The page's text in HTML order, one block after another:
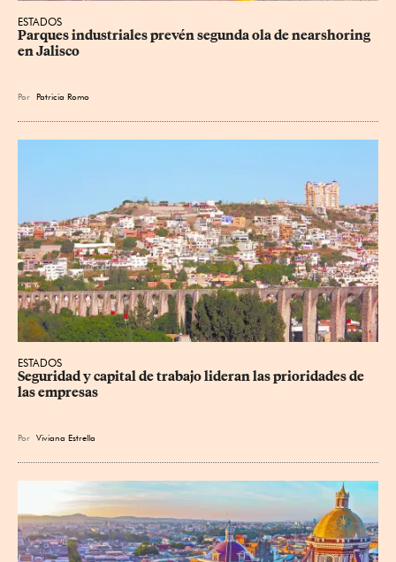
ESTADOS
Parques industriales prevén segunda ola de nearshoring
en Jalisco
Por Patricia Romo
ESTADOS
Seguridad y capital de trabajo lideran las prioridades de
las empresas
Por Viviana Estrella